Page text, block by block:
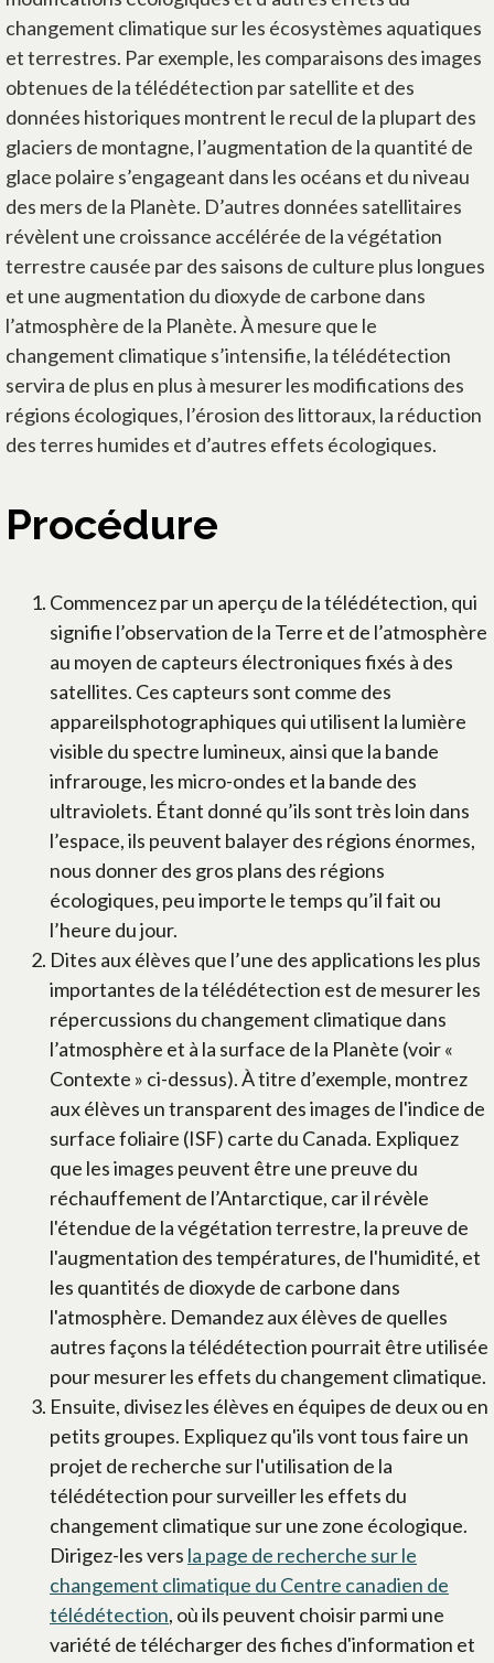
changement climatique sur les écosystèmes aquatiques
et terrestres. Par exemple, les comparaisons des images
obtenues de la télédétection par satellite et des
données historiques montrent le recul de la plupart des
glaciers de montagne, l’augmentation de la quantité de
glace polaire s’engageant dans les océans et du niveau
des mers de la Planète. D’autres données satellitaires
révèlent une croissance accélérée de la végétation
terrestre causée par des saisons de culture plus longues
et une augmentation du dioxyde de carbone dans
l’atmosphère de la Planète. À mesure que le
changement climatique s’intensifie, la télédétection
servira de plus en plus à mesurer les modifications des
régions écologiques, l’érosion des littoraux, la réduction
des terres humides et d’autres effets écologiques.
Procédure
Commencez par un aperçu de la télédétection, qui
signifie l’observation de la Terre et de l’atmosphère
au moyen de capteurs électroniques fixés à des
satellites. Ces capteurs sont comme des
appareilsphotographiques qui utilisent la lumière
visible du spectre lumineux, ainsi que la bande
infrarouge, les micro-ondes et la bande des
ultraviolets. Étant donné qu’ils sont très loin dans
l’espace, ils peuvent balayer des régions énormes,
nous donner des gros plans des régions
écologiques, peu importe le temps qu’il fait ou
l’heure du jour.
Dites aux élèves que l’une des applications les plus
importantes de la télédétection est de mesurer les
répercussions du changement climatique dans
l’atmosphère et à la surface de la Planète (voir «
Contexte » ci-dessus). À titre d’exemple, montrez
aux élèves un transparent des images de l'indice de
surface foliaire (ISF) carte du Canada. Expliquez
que les images peuvent être une preuve du
réchauffement de l’Antarctique, car il révèle
l'étendue de la végétation terrestre, la preuve de
l'augmentation des températures, de l'humidité, et
les quantités de dioxyde de carbone dans
l'atmosphère. Demandez aux élèves de quelles
autres façons la télédétection pourrait être utilisée
pour mesurer les effets du changement climatique.
Ensuite, divisez les élèves en équipes de deux ou en
petits groupes. Expliquez qu'ils vont tous faire un
projet de recherche sur l'utilisation de la
télédétection pour surveiller les effets du
changement climatique sur une zone écologique.
Dirigez-les vers la page de recherche sur le
changement climatique du Centre canadien de
télédétection, où ils peuvent choisir parmi une
variété de télécharger des fiches d'information et